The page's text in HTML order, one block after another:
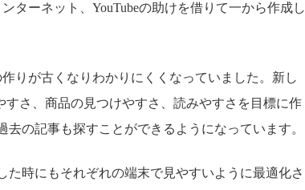
ターネット、YouTubeの助けを借りて一から作成し
りが古くなりわかりにくくなっていました。新し
さ、商品の見つけやすさ、読みやすさを目標に作
の記事も探すことができるようになっています。
時にもそれぞれの端末で見やすいように最適化さ